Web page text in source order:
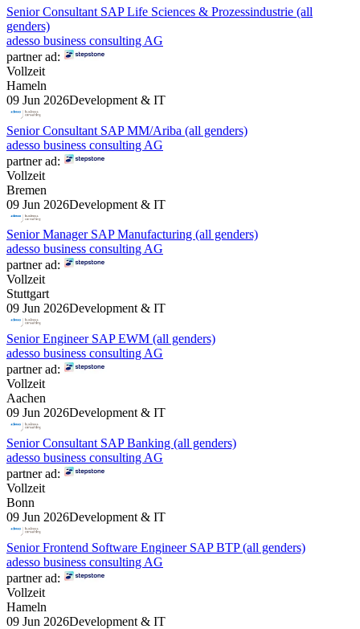
Senior Consultant SAP Life Sciences & Prozessindustrie (all
genders)
adesso business consulting AG
partner ad:
Vollzeit
Hameln
09 Jun 2026Development & IT
Senior Consultant SAP MM/Ariba (all genders)
adesso business consulting AG
partner ad:
Vollzeit
Bremen
09 Jun 2026Development & IT
Senior Manager SAP Manufacturing (all genders)
adesso business consulting AG
partner ad:
Vollzeit
Stuttgart
09 Jun 2026Development & IT
Senior Engineer SAP EWM (all genders)
adesso business consulting AG
partner ad:
Vollzeit
Aachen
09 Jun 2026Development & IT
Senior Consultant SAP Banking (all genders)
adesso business consulting AG
partner ad:
Vollzeit
Bonn
09 Jun 2026Development & IT
Senior Frontend Software Engineer SAP BTP (all genders)
adesso business consulting AG
partner ad:
Vollzeit
Hameln
09 Jun 2026Development & IT